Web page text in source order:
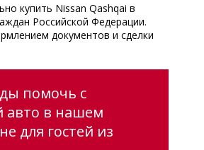
купить Nissan Qashqai в
Российской Федерации.
документов и сделки
помочь с
авто в нашем
для гостей из